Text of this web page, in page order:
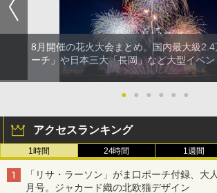
8月開催の花火大会まとめ。国内最大級
ーチ」や日本三大「長岡」など大型イベン
● ● ● ● ● ●
アクセスランキング
1時間 24時間 1週間
「リサ・ラーソン」がま口ポーチ付録、大
月号。ジャカード織の北欧猫デザイン